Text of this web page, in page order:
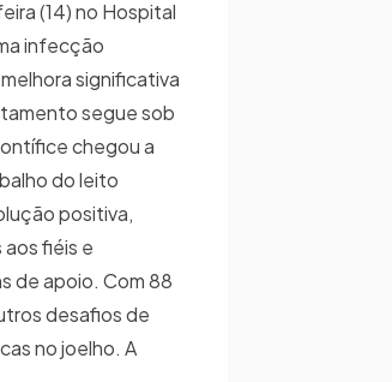
(14) no Hospital
infecção
significativa
segue sob
chegou a
do leito
positiva,
fiéis e
de apoio. Com 88
desafios de
no joelho. A